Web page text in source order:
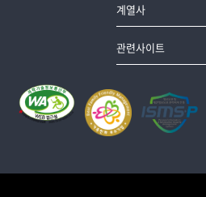
계열사
관련사이트